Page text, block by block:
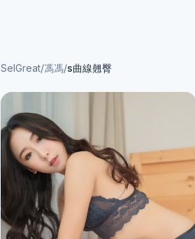
SelGreat/馮馮/s曲線翹臀